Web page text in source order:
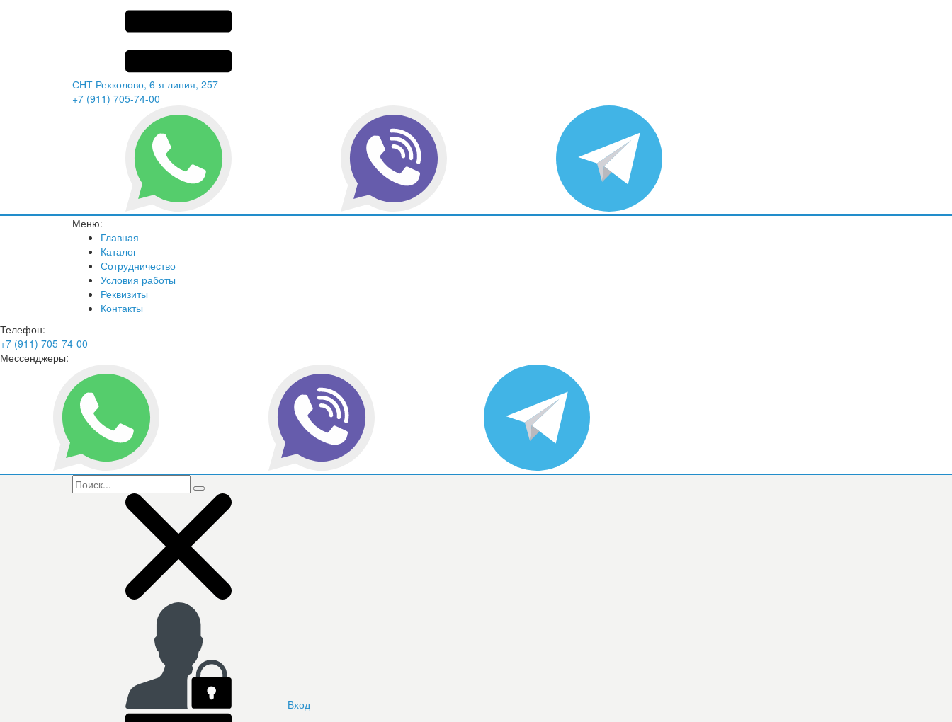
СНТ Рехколово, 6-я линия, 257
+7 (911) 705-74-00
Меню:
Главная
Каталог
Сотрудничество
Условия работы
Реквизиты
Контакты
Телефон:
+7 (911) 705-74-00
Мессенджеры:
Вход